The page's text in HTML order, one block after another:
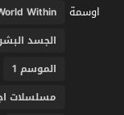
اوسمة
Within
الجسد
الموسم 1
مسلسلات